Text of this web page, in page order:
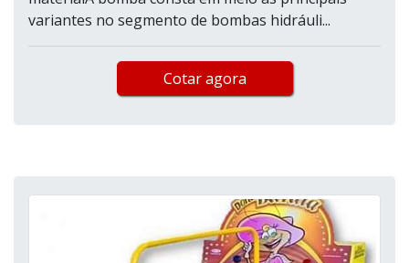
variantes no segmento de bombas hidráuli...
Cotar agora